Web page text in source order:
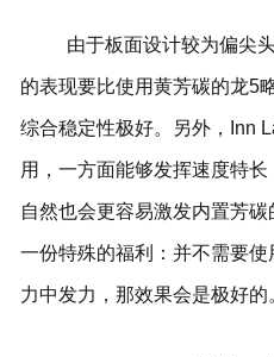
由于板面设计较为偏尖
的表现要比使用黄芳碳的龙5
综合稳定性极好。另外，Inn
用，一方面能够发挥速度特
自然也会更容易激发内置芳
一份特殊的福利：并不需要
力中发力，那效果会是极好的